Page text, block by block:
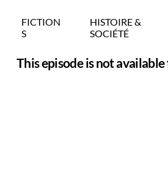
FICTION
S
HISTOIRE &
SOCIÉTÉ
This episode is not